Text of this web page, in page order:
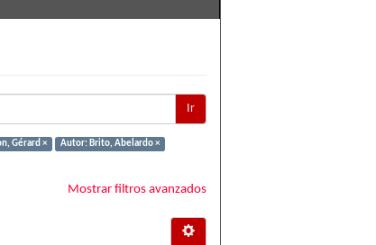
Ir
Gérard ×
Autor: Brito, Abelardo ×
Mostrar filtros avanzados